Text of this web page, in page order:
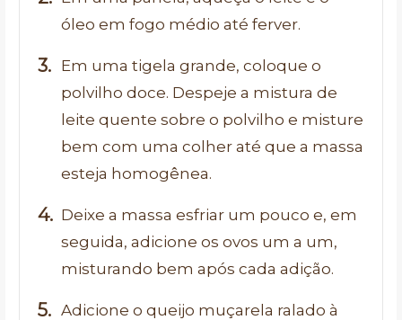
óleo em fogo médio até ferver.
Em uma tigela grande, coloque o
polvilho doce. Despeje a mistura de
leite quente sobre o polvilho e misture
bem com uma colher até que a massa
esteja homogênea.
Deixe a massa esfriar um pouco e, em
seguida, adicione os ovos um a um,
misturando bem após cada adição.
Adicione o queijo muçarela ralado à